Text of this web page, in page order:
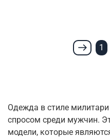
1
Одежда в стиле
спросом среди мужчин.
модели, которые